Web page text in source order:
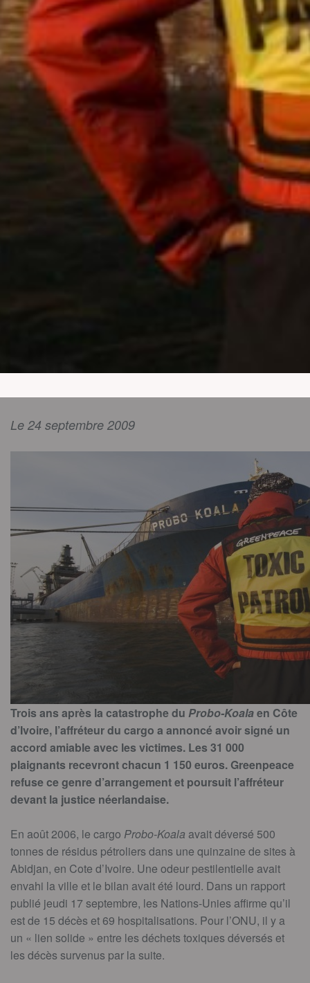
Le 24 septembre 2009
Trois ans après la catastrophe du Probo-Koalaen Côte
d’Ivoire, l’affréteur du cargo a annoncé avoir signé un
accord amiable avec les victimes. Les 31 000
plaignants recevront chacun 1 150 euros. Greenpeace
refuse ce genre d’arrangement et poursuit l’affréteur
devant la justice néerlandaise.
En août 2006, le cargo Probo-Koala avait déversé 500
tonnes de résidus pétroliers dans une quinzaine de sites à
Abidjan, en Cote d’Ivoire. Une odeur pestilentielle avait
envahi la ville et le bilan avait été lourd. Dans un rapport
publié jeudi 17 septembre, les Nations-Unies affirme qu’il
est de 15 décès et 69 hospitalisations. Pour l’ONU, il y a
un « lien solide » entre les déchets toxiques déversés et
les décès survenus par la suite.